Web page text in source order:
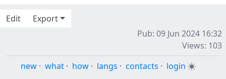
Edit
Export
Pub: 09 Jun 2024 16:32
Views: 103
new · what · how · langs · contacts · login